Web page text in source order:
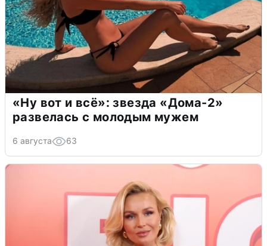
«Ну вот и всё»: звезда «Дома-2»
развелась с молодым мужем
6 августа 63